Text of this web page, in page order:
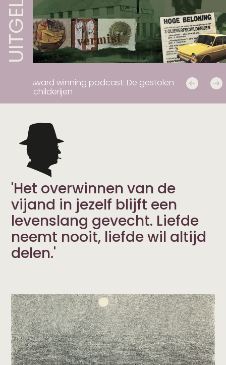
podcast: De gestolen Jopie's story: De
'Het overwinnen van de
vijand in jezelf blijft een
levenslang gevecht. Liefde
neemt nooit, liefde wil altijd
delen.'